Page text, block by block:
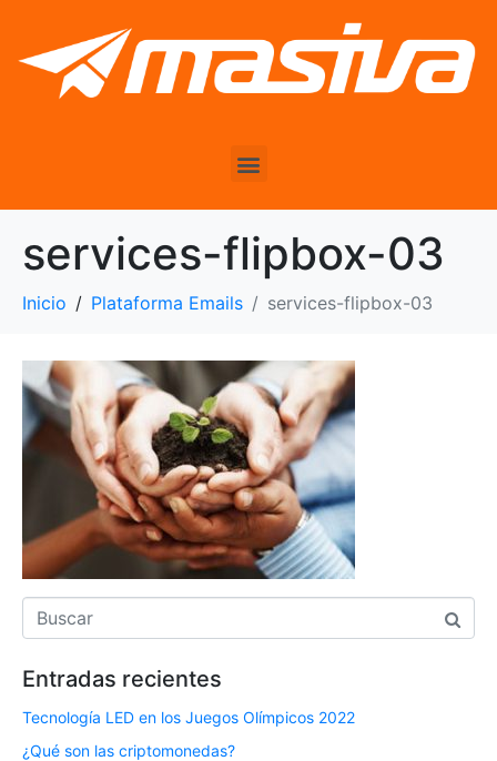
services-flipbox-03
Inicio Plataforma Emails services-flipbox-03
Entradas recientes
Tecnología LED en los Juegos Olímpicos 2022
¿Qué son las criptomonedas?